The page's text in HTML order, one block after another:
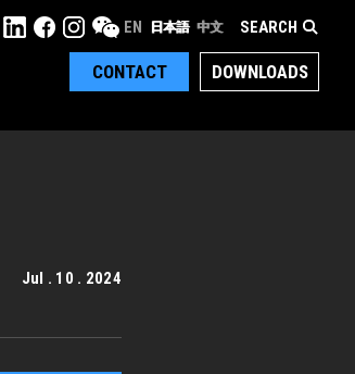
DOWNLOADS
CONTACT
SEARCH
EN 日本語 中文
Jul . 10 . 2024